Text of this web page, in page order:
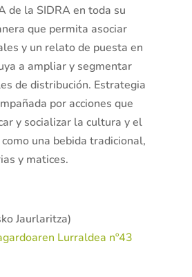
de la SIDRA en toda su
que permita asociar
y un relato de puesta en
a ampliar y segmentar
de distribución. Estrategia
por acciones que
y socializar la cultura y el
una bebida tradicional,
y matices.
Jaurlaritza)
Lurraldea nº43